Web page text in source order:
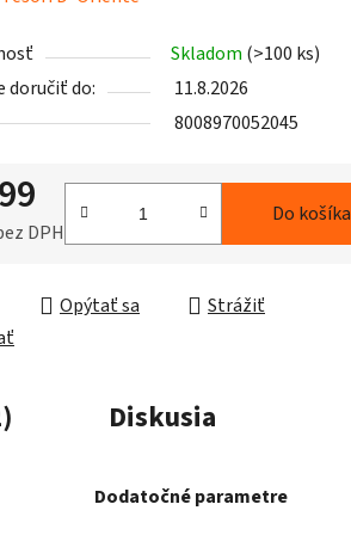
Skladom (>100 ks)
doručiť do:
11.8.2026
8008970052045
DPH
Do košíka
Opýtať sa
Strážiť
Diskusia
Dodatočné parametre